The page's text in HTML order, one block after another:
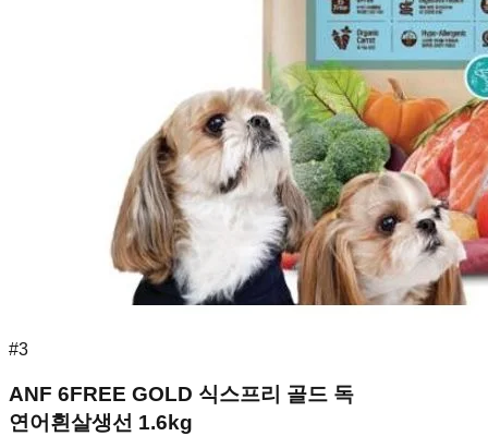
#3
ANF 6FREE GOLD 식스프리 골드 독
연어흰살생선 1.6kg